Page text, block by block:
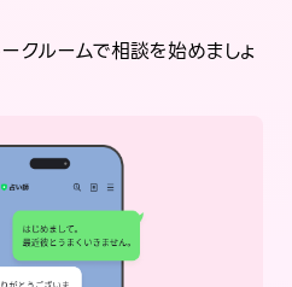
クルームで相談を始めましょ